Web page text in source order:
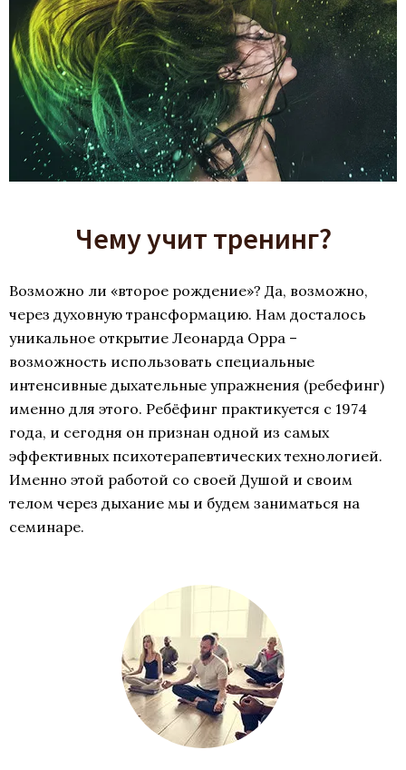
Чему учит тренинг?
Возможно ли «второе рождение»? Да, возможно,
через духовную трансформацию. Нам досталось
уникальное открытие Леонарда Орра –
возможность использовать специальные
интенсивные дыхательные упражнения (ребефинг)
именно для этого. Ребёфинг практикуется с 1974
года, и сегодня он признан одной из самых
эффективных психотерапевтических технологией.
Именно этой работой со своей Душой и своим
телом через дыхание мы и будем заниматься на
семинаре.